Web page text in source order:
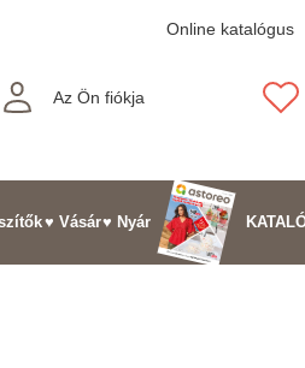
Online katalógus
Az Ön fiókja
♥ Vásár♥ Nyár